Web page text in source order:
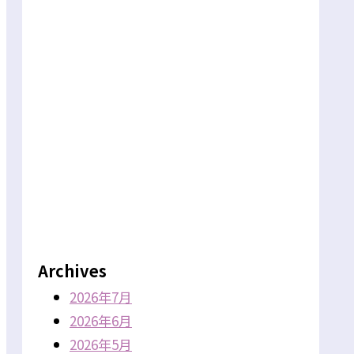
Archives
2026年7月
2026年6月
2026年5月